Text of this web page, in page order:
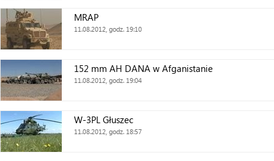
MRAP
11.08.2012, godz. 19:10
152 mm AH DANA w Afganistanie
11.08.2012, godz. 19:04
W-3PL Głuszec
11.08.2012, godz. 18:57